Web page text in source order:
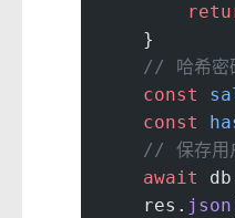
    }
// 哈希密
    const
    const
// 保存用
    await
    res.
json